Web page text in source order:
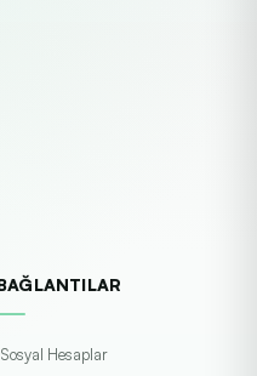
Sosyal Hesaplar